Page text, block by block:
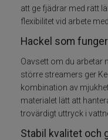
Tillbehör
Flugbindning
Bindtråd
Dubbing
att ge fjädrar med rätt
flexibilitet vid arbete
Hackel som
Oavsett om du arbetar
större streamers ger
kombination av
materialet lätt att
trovärdigt uttryck i
Stabil kvalitet och